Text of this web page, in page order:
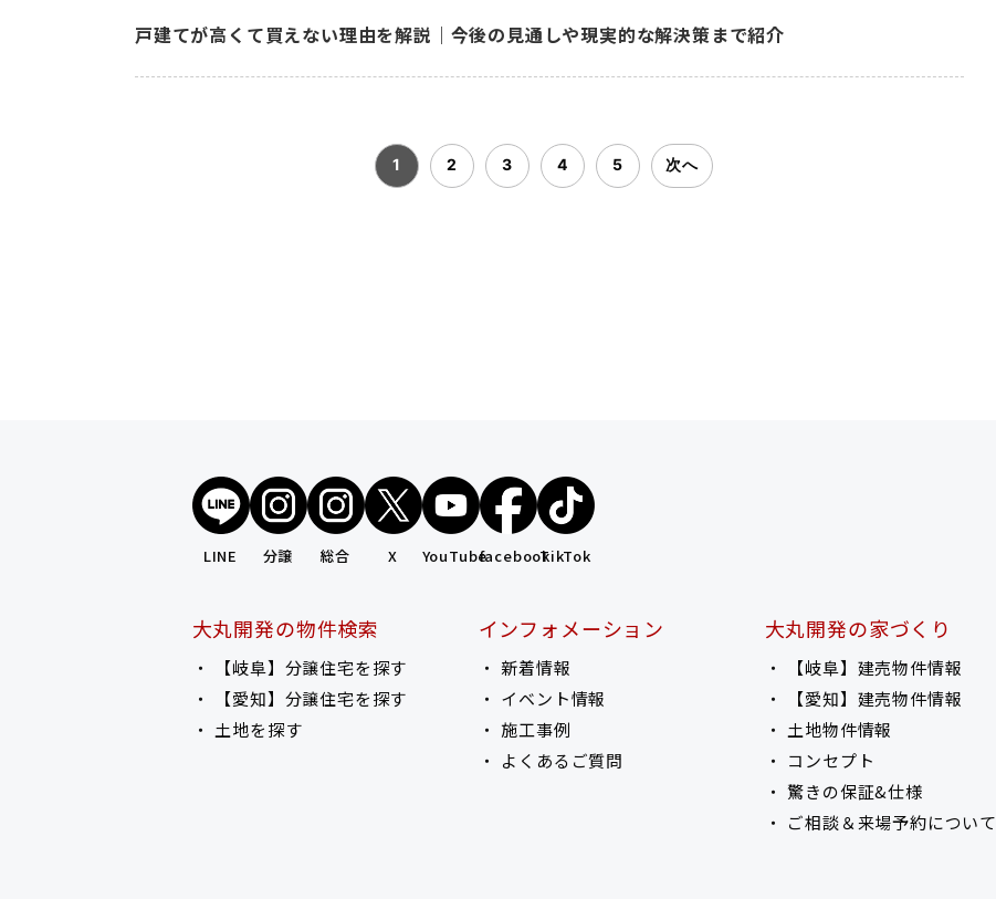
戸建てが高くて買えない理由を解説｜今後の見通しや現実的な解決策まで紹介
1 2 3 4 5 次へ
LINE 分譲 総合 X YouTubefacebookTikTok
大丸開発の物件検索
【岐阜】分譲住宅を探す
【愛知】分譲住宅を探す
土地を探す
インフォメーション
新着情報
イベント情報
施工事例
よくあるご質問
大丸開発の家づくり
【岐阜】建売物件情報
【愛知】建売物件情報
土地物件情報
コンセプト
驚きの保証&仕様
ご相談＆来場予約について